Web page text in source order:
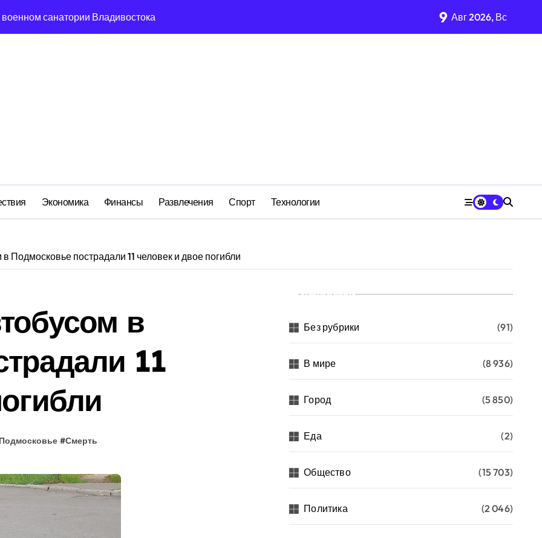
анклаве: военные изымают спирт «для защиты Отечества»
и маркетплейсы «умывают руки» после ударов по складам Wildberries?
оборонный завод идёт ко дну
9 Авг 2026, Вс
Экономика Финансы Развлечения Спорт Технологии
Подмосковье пострадали 11 человек и двое погибли
в
11
Подмосковье #Смерть
Рубрики
Без рубрики (91)
В мире (8 936)
Город (5 850)
Еда (2)
Общество (15 703)
Политика (2 046)